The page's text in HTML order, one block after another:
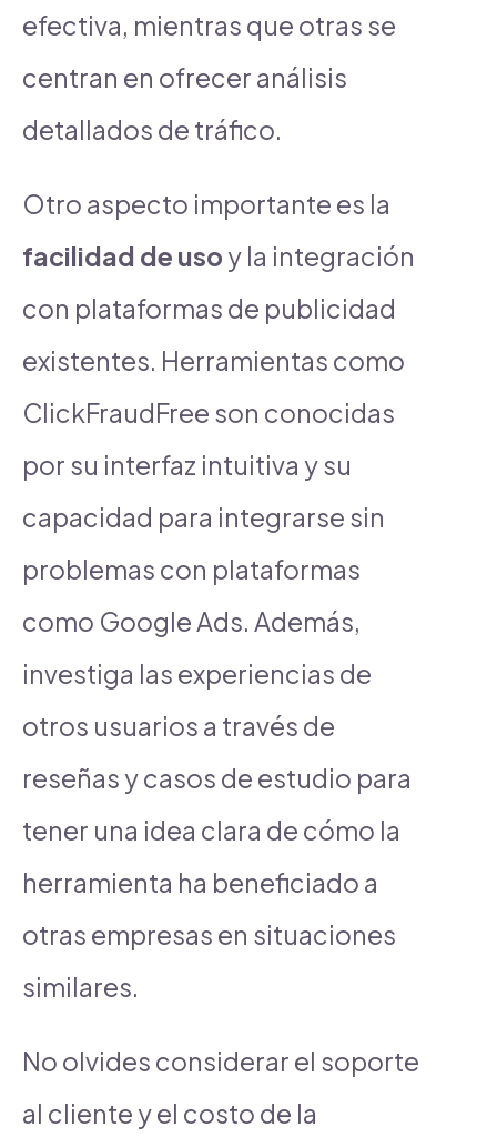
efectiva, mientras que otras se
centran en ofrecer análisis
detallados de tráfico.
Otro aspecto importante es la
facilidad de uso y la integración
con plataformas de publicidad
existentes. Herramientas como
ClickFraudFree son conocidas
por su interfaz intuitiva y su
capacidad para integrarse sin
problemas con plataformas
como Google Ads. Además,
investiga las experiencias de
otros usuarios a través de
reseñas y casos de estudio para
tener una idea clara de cómo la
herramienta ha beneficiado a
otras empresas en situaciones
similares.
No olvides considerar el soporte
al cliente y el costo de la